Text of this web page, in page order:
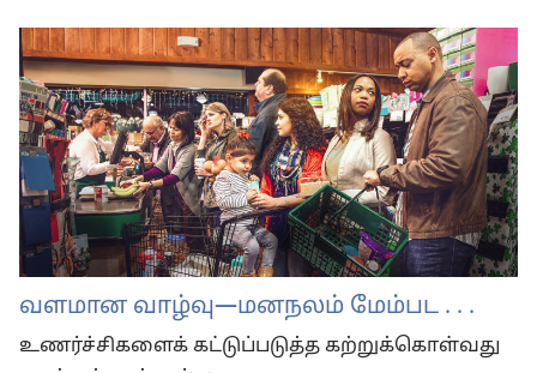
வளமான வாழ்வு—மனநலம் மேம்பட . . .
உணர்ச்சிகளைக் கட்டுப்படுத்த கற்றுக்கொள்வது